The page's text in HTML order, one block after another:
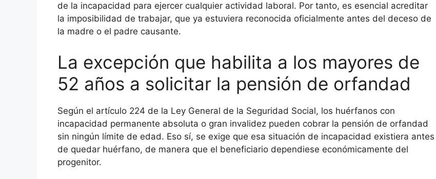
de la incapacidad para ejercer cualquier actividad laboral. Por tanto, es esencial acreditar
la imposibilidad de trabajar, que ya estuviera reconocida oficialmente antes del deceso de
la madre o el padre causante.
La excepción que habilita a los mayores de
52 años a solicitar la pensión de orfandad
Según el artículo 224 de la Ley General de la Seguridad Social, los huérfanos con
incapacidad permanente absoluta o gran invalidez pueden cobrar la pensión de orfandad
sin ningún límite de edad. Eso sí, se exige que esa situación de incapacidad existiera antes
de quedar huérfano, de manera que el beneficiario dependiese económicamente del
progenitor.